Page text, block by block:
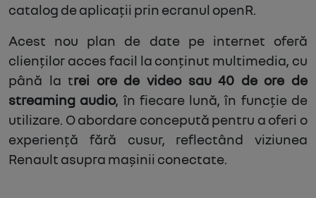
catalog de aplicații prin ecranul openR.
Acest nou plan de date pe internet oferă
clienților acces facil la conținut multimedia, cu
până la trei ore de video sau 40 de ore de
streaming audio, în fiecare lună, în funcție de
utilizare. O abordare concepută pentru a oferi o
experiență fără cusur, reflectând viziunea
Renault asupra mașinii conectate.